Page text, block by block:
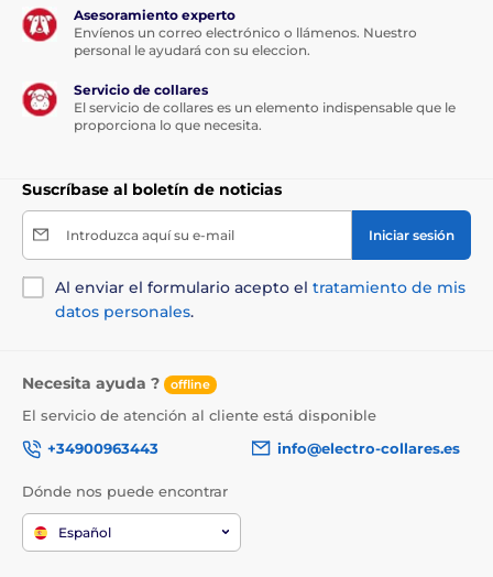
%, ceniza bruta 6,5 %, fibra bruta 1,5 %, calcio 1,1 %,
fósforo 0,9 %, sodio 0,6 %, ácidos grasos omega-3 0,5
%, ácidos grasos omega-6 0,6 %.
Aditivos nutricionales por 1 kg:
mg.
Dosificación:
Peso del perro (kg) Dosis diaria (uds)
< 10 kg < 10 uds
20 kg
25 kg 20 uds
> 30 kg > 22 uds
Las especificaciones técnicas pueden cambiar sin
Asesoramiento experto
Envíenos un correo electrónico o llámenos. Nuestro
personal le ayudará con su eleccion.
Servicio de collares
El servicio de collares es un elemento indispensable que le
proporciona lo que necesita.
Suscríbase al boletín de noticias
Introduzca aquí su e-mail Iniciar sesión
Al enviar el formulario acepto el tratamiento de mis
datos personales.
Necesita ayuda ? offline
El servicio de atención al cliente está disponible
+34900963443
info@electro-collares.es
Dónde nos puede encontrar
Español